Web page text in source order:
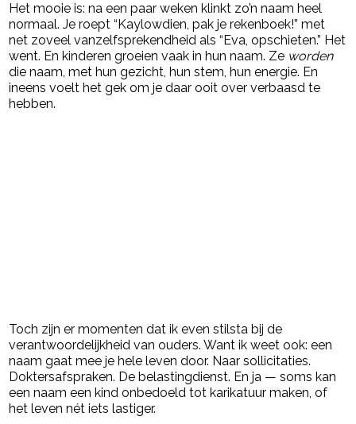
Het mooie is: na een paar weken klinkt zo’n naam heel
normaal. Je roept “Kaylowdien, pak je rekenboek!” met
net zoveel vanzelfsprekendheid als “Eva, opschieten.” Het
went. En kinderen groeien vaak in hun naam. Ze worden
die naam, met hun gezicht, hun stem, hun energie. En
ineens voelt het gek om je daar ooit over verbaasd te
hebben.
Toch zijn er momenten dat ik even stilsta bij de
verantwoordelijkheid van ouders. Want ik weet ook: een
naam gaat mee je hele leven door. Naar sollicitaties.
Doktersafspraken. De belastingdienst. En ja — soms kan
een naam een kind onbedoeld tot karikatuur maken, of
het leven nét iets lastiger.